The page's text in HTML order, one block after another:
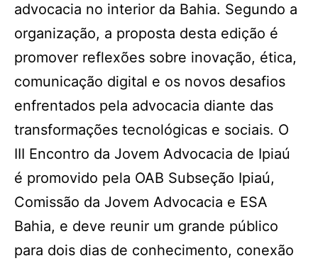
advocacia no interior da Bahia. Segundo a
organização, a proposta desta edição é
promover reflexões sobre inovação, ética,
comunicação digital e os novos desafios
enfrentados pela advocacia diante das
transformações tecnológicas e sociais. O
III Encontro da Jovem Advocacia de Ipiaú
é promovido pela OAB Subseção Ipiaú,
Comissão da Jovem Advocacia e ESA
Bahia, e deve reunir um grande público
para dois dias de conhecimento, conexão